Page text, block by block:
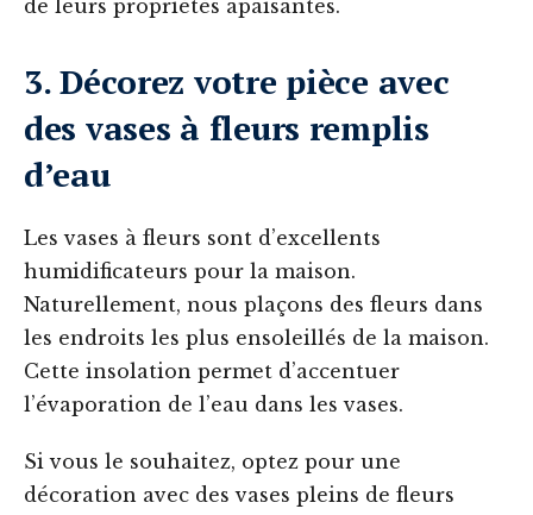
de leurs propriétés apaisantes.
3. Décorez votre pièce avec
des vases à fleurs remplis
d’eau
Les vases à fleurs sont d’excellents
humidificateurs pour la maison.
Naturellement, nous plaçons des fleurs dans
les endroits les plus ensoleillés de la maison.
Cette insolation permet d’accentuer
l’évaporation de l’eau dans les vases.
Si vous le souhaitez, optez pour une
décoration avec des vases pleins de fleurs